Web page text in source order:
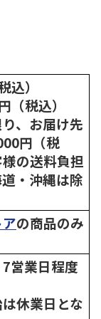
）
税込）
、お届け先
円（税
の送料負担
・沖縄は除
の商品のみ
営業日程度
休業日とな